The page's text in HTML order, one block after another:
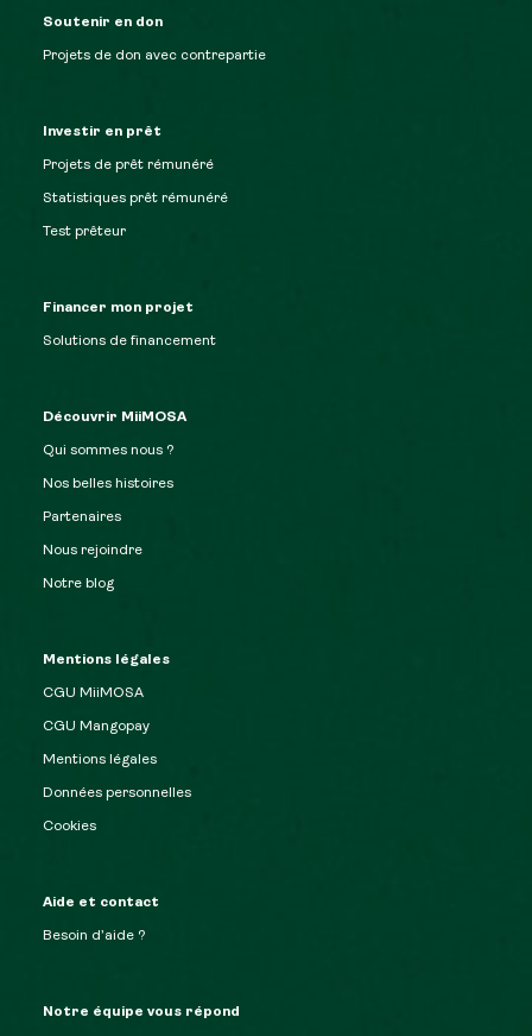
Soutenir en don
Projets de don avec contrepartie
Investir en prêt
Projets de prêt rémunéré
Statistiques prêt rémunéré
Test prêteur
Financer mon projet
Solutions de financement
Découvrir MiiMOSA
Qui sommes nous ?
Nos belles histoires
Partenaires
Nous rejoindre
Notre blog
Mentions légales
CGU MiiMOSA
CGU Mangopay
Mentions légales
Données personnelles
Cookies
Aide et contact
Besoin d’aide ?
Notre équipe vous répond